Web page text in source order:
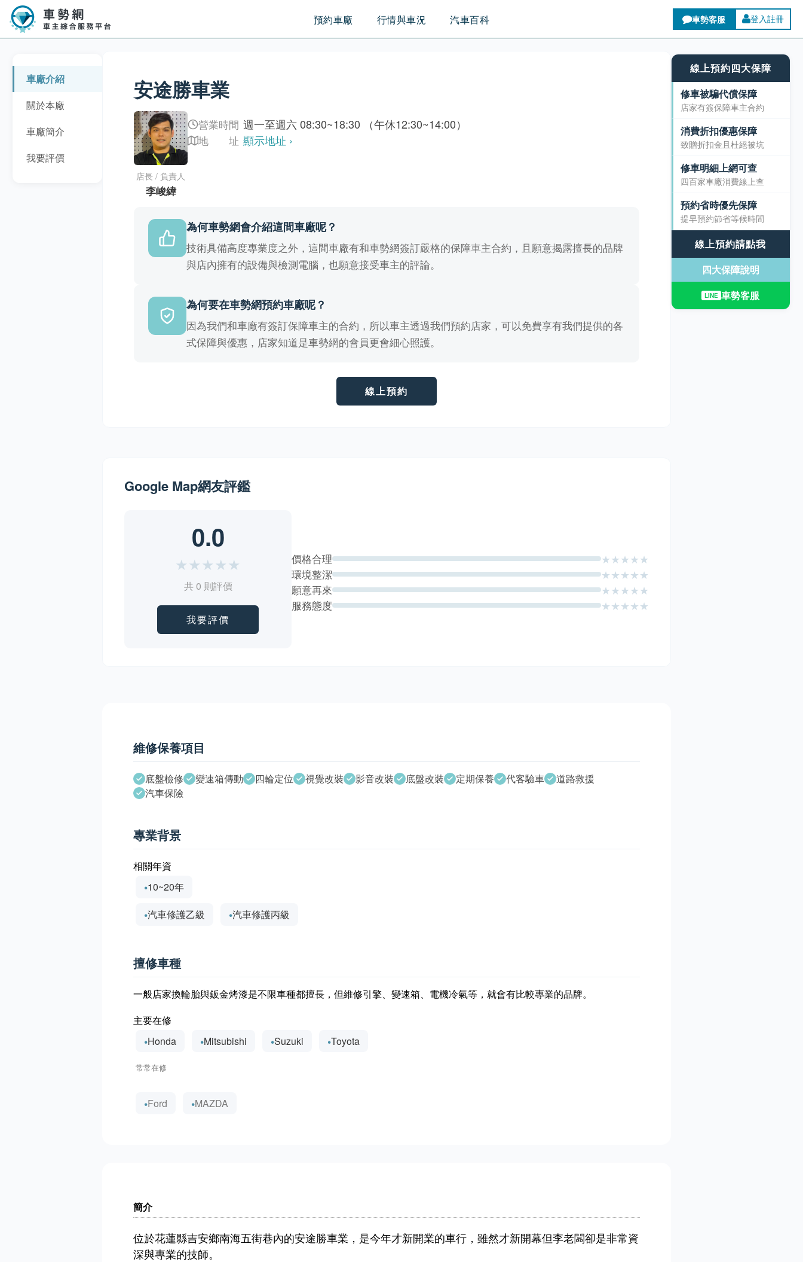
登入註冊
預約車廠 行情與車況 汽車百科
車廠介紹
關於本廠
車廠簡介
我要評價
安途勝車業
店長 / 負責人
李峻緯
營業時間 週一至週六 08:30~18:30 （午休12:30~14:00）
地 址 顯示地址 ›
為何車勢網會介紹這間車廠呢？
技術具備高度專業度之外，這間車廠有和車勢網簽訂嚴格的保障車主合約，且願意揭露擅長的品牌
與店內擁有的設備與檢測電腦，也願意接受車主的評論。
為何要在車勢網預約車廠呢？
因為我們和車廠有簽訂保障車主的合約，所以車主透過我們預約店家，可以免費享有我們提供的各
式保障與優惠，店家知道是車勢網的會員更會細心照護。
線上預約
Google Map網友評鑑
0.0
★★★★★
共 0 則評價
我要評價
價格合理 ★★★★★
環境整潔 ★★★★★
願意再來 ★★★★★
服務態度 ★★★★★
維修保養項目
底盤檢修 變速箱傳動 四輪定位 視覺改裝 影音改裝 底盤改裝 定期保養 代客驗車
道路救援
汽車保險
專業背景
相關年資
10~20年
汽車修護乙級
汽車修護丙級
擅修車種
一般店家換輪胎與鈑金烤漆是不限車種都擅長，但維修引擎、變速箱、電機冷氣等，就會有比較專業的品牌。
主要在修
Honda
Mitsubishi Suzuki Toyota
常常在修
Ford MAZDA
簡介
位於花蓮縣吉安鄉南海五街巷內的安途勝車業，是今年才新開業的車行，雖然才新開幕但李老闆卻是非常資
深與專業的技師。
線上預約四大保障
修車被騙代償保障
店家有簽保障車主合約
消費折扣優惠保障
致贈折扣金且杜絕被坑
修車明細上網可查
四百家車廠消費線上查
預約省時優先保障
提早預約節省等候時間
線上預約請點我
四大保障說明
LINE 車勢客服